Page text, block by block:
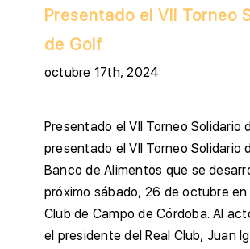
Presentado el VII Torneo
de Golf
octubre 17th, 2024
Presentado el VII Torneo Solidario
presentado el VII Torneo Solidario
Banco de Alimentos que se
próximo sábado, 26 de octubre en
Club de Campo de Córdoba. Al
el presidente del Real Club, Juan